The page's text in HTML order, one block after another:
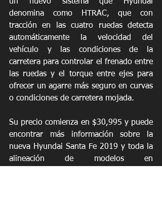
denomina como HTRAC, que con
tracción en las cuatro ruedas detecta
automáticamente la velocidad del
vehículo y las condiciones de la
carretera para controlar el frenado entre
las ruedas y el torque entre ejes para
ofrecer un agarre más seguro en curvas
o condiciones de carretera mojada.
Su precio comienza en $30,995 y puede
encontrar más información sobre la
nueva Hyundai Santa Fe 2019 y toda la
alineación de modelos en